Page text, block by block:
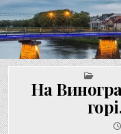
Перейти
до
вмісту
UNGVAR.UZ.UA
На